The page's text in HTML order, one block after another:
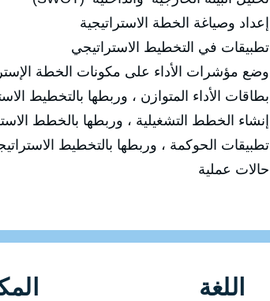
إعداد وصياغة الخطة الاستراتيجية
تطبيقات في التخطيط الاستراتيجي
وضع مؤشرات الأداء على مكونات الخطة
بطاقات الأداء المتوازن ، وربطها بالتخطيط
إنشاء الخطط التشغيلية ، وربطها بالخطط
تطبيقات الحوكمة ، وربطها بالتخطيط
حالات عملية
اللغة